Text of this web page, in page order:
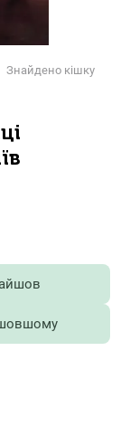
Знайдено кішку